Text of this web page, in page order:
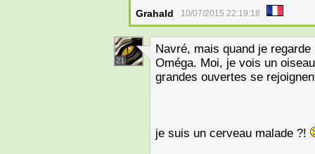
Grahald 10/07/2015 22:19:18
21
Navré, mais quand je
Oméga. Moi, je vois un
grandes ouvertes se
je suis un cerveau malade ?!